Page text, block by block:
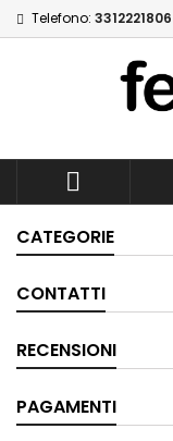
Telefono: 3312221806

CATEGORIE
CONTATTI
RECENSIONI
PAGAMENTI